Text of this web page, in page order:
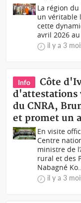
La région
un véritable
cette
avril 2026
il y a 3
Info
Côte
d'attestations
du CNRA,
et promet un
En visite
Centre
ministre de
rural et des
Nabagné
il y a 3